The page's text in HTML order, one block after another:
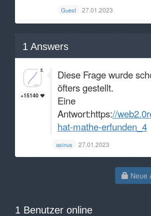
Guest 27.01.2023
1 Answers
+15140
Diese Frage wurde
öfters gestellt.
Eine
Antwort:https://
hat-mathe-erfunden_4
asinus 27.01.2023
Neue
1 Benutzer online